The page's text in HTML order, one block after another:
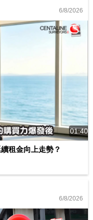
6/8/2026
01:40
租金向上走勢？
6/8/2026